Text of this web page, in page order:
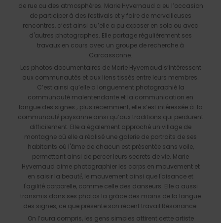
de rue ou des atmosphères. Marie Hyvernaud a eu l’occasion
de participer à des festivals et y faire de merveilleuses
rencontres, c’est ainsi qu’elle a pu exposer en solo ou avec
d'autres photographes. Elle partage régulièrement ses
travaux en cours avec un groupe de recherche à
Carcassonne.
Les photos documentaires de Marie Hyvernaud s’intéressent
aux communautés et aux liens tissés entre leurs membres.
C’est ainsi qu’elle a longuement photographié la
communauté malentendante et la communication en
langue des signes ; plus récemment, elle s’est intéressée à la
communauté́ paysanne ainsi qu’aux traditions qui perdurent
difficilement. Elle a également approché un village de
montagne où elle a réalisé une galerie de portraits de ses
habitants où l'âme de chacun est présentée sans voile,
permettant ainsi de percer leurs secrets de vie. Marie
Hyvernaud aime photographier les corps en mouvement et
en saisir la beauté́, le mouvement ainsi que l'aisance et
l'agilité corporelle, comme celle des danseurs. Elle a aussi
transmis dans ses photos la grâce des mains de la langue
des signes, ce que présente son récent travail Résonance.
On l’aura compris, les gens simples attirent cette artiste